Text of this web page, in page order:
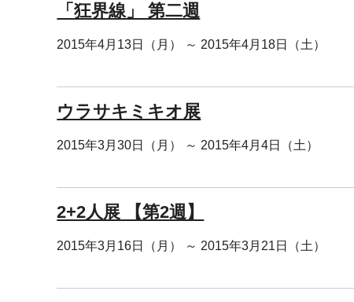
「狂界線」 第二週
2015年4月13日（月） ～ 2015年4月18日（土）
ウラサキミキオ展
2015年3月30日（月） ～ 2015年4月4日（土）
2+2人展 【第2週】
2015年3月16日（月） ～ 2015年3月21日（土）